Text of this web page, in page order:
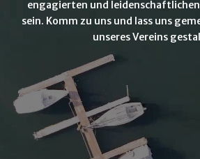
engagierten und
sein. Komm zu uns und lass uns
unseres Vereins